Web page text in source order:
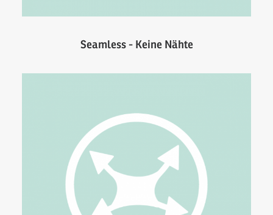
Seamless - Keine Nähte